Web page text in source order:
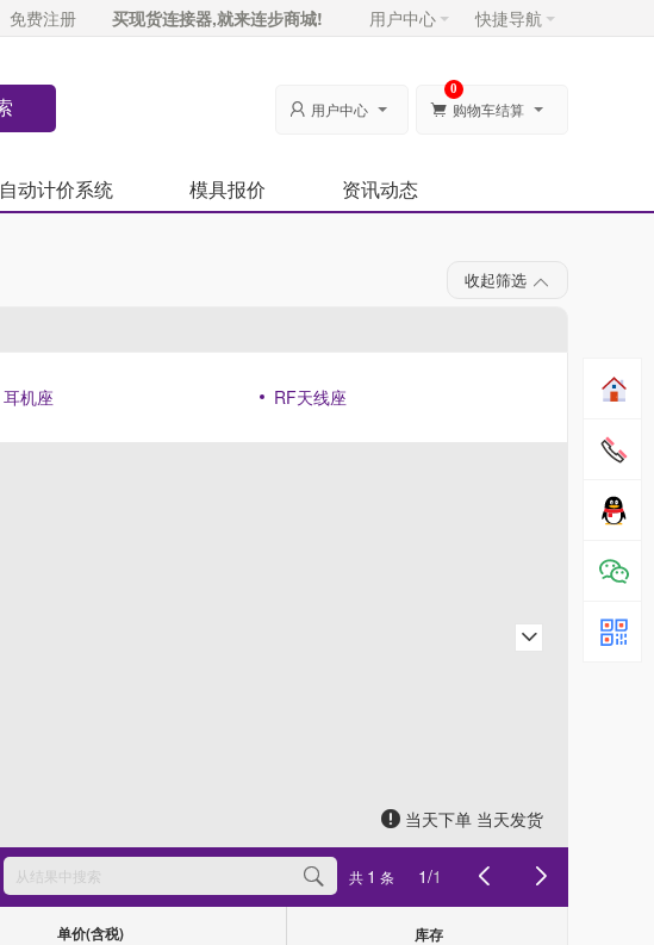
免费注册 买现货连接器,就来连步商城! 用户中心 快捷导航
 用户中心  购物车结算
0
自动计价系统 模具报价 资讯动态
收起筛选
耳机座 RF天线座
当天下单 当天发货
共 1 条 1/1
单价(含税) 库存